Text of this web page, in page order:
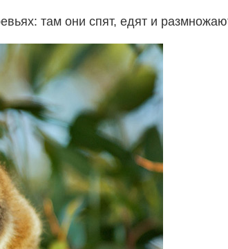
там они спят, едят и